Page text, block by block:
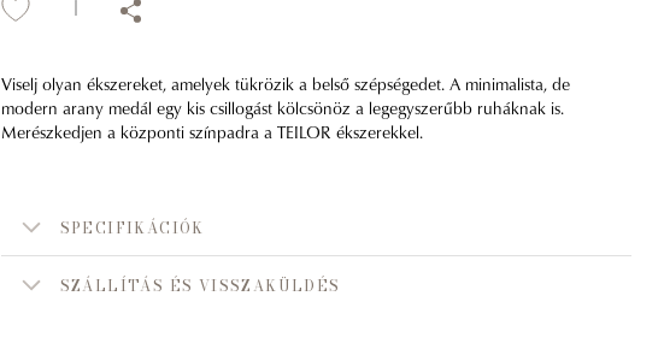
Viselj olyan ékszereket, amelyek tükrözik a belső szépségedet. A minimalista, de
modern arany medál egy kis csillogást kölcsönöz a legegyszerűbb ruháknak is.
Merészkedjen a központi színpadra a TEILOR ékszerekkel.
SPECIFIKÁCIÓK
SZÁLLÍTÁS ÉS VISSZAKÜLDÉS